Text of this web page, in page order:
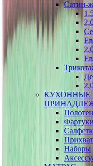
Сатин-
КУХОННЫЕ
Фартуки
Наборы